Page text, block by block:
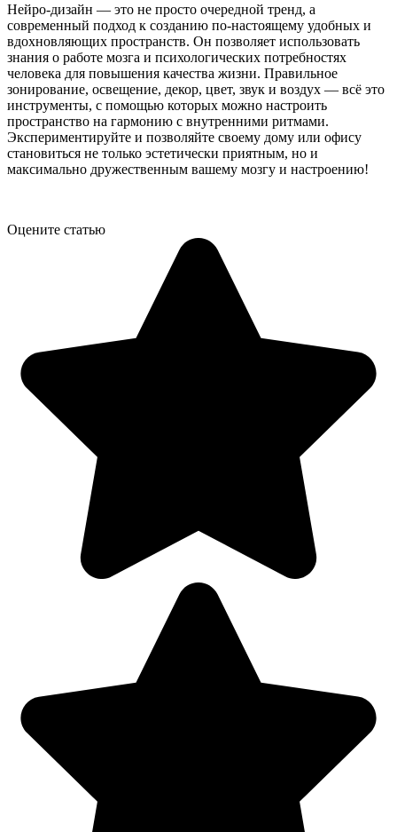
Нейро-дизайн — это не просто очередной тренд, а
современный подход к созданию по-настоящему удобных и
вдохновляющих пространств. Он позволяет использовать
знания о работе мозга и психологических потребностях
человека для повышения качества жизни. Правильное
зонирование, освещение, декор, цвет, звук и воздух — всё это
инструменты, с помощью которых можно настроить
пространство на гармонию с внутренними ритмами.
Экспериментируйте и позволяйте своему дому или офису
становиться не только эстетически приятным, но и
максимально дружественным вашему мозгу и настроению!
Оцените статью